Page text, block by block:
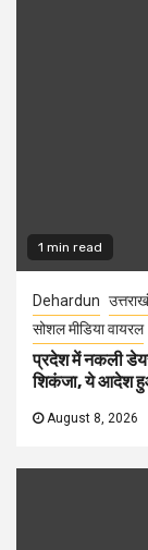
1 min read
Dehardun
सोशल मीडिया वायरल
प्रदेश में नकली
शिकंजा, ये आदेश
August 8, 2026